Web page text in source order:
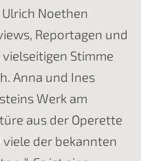
Noethen
Reportagen und
Stimme
Anna und Ines
Werk am
aus der Operette
viele der bekannten